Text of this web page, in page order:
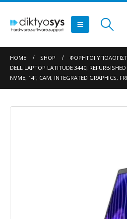
HOME SHOP
ΦΟΡΗΤΟΊ
DELL LAPTOP LATITUDE 3440,
NVME, 14″, CAM, INTEGRATED GRAPHICS,